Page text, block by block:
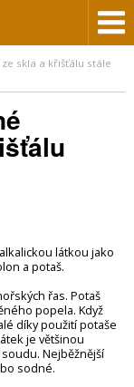
skla a křišťálu stále
látkou jako
a potaš.
řas. Potaš
popela. Když
díky použití potaše
je většinou
Nejběžnější
sodné.